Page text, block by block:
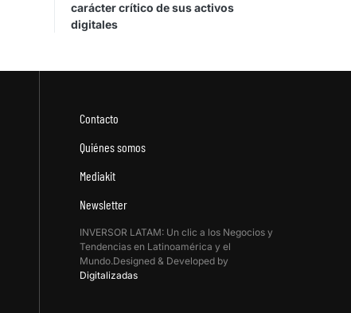
carácter crítico de sus activos
digitales
Contacto
Quiénes somos
Mediakit
Newsletter
INVERSOR LATAM: Un clic a los Negocios y
Tendencias en Latinoamérica y el
Mundo.Designed & Developed by
Digitalizadas